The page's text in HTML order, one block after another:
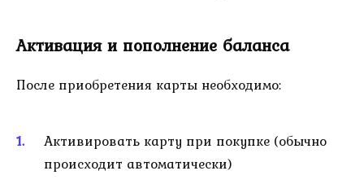
Активация и пополнение баланса
После приобретения карты необходимо:
Активировать карту при покупке (обычно
происходит автоматически)